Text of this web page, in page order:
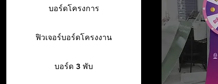
บอร์ดโครงการ
ฟิวเจอร์บอร์ดโครงงาน
บอร์ด 3 พับ